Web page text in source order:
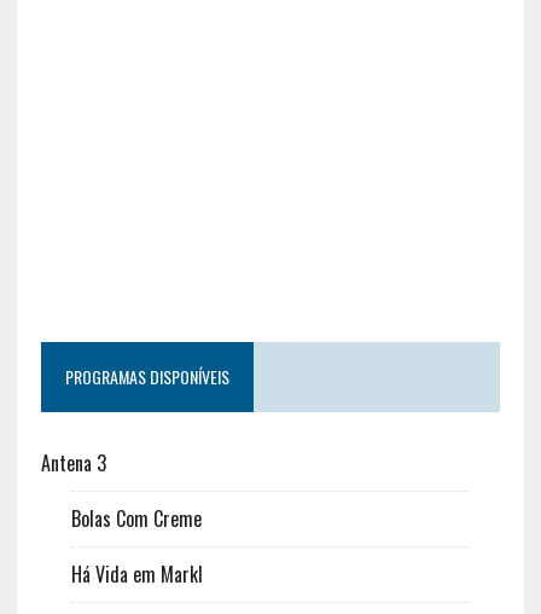
PROGRAMAS DISPONÍVEIS
Antena 3
Bolas Com Creme
Há Vida em Markl